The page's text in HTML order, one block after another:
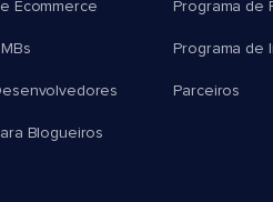
Ecommerce
Blogueiros
Programa de
Programa de
Parceiros